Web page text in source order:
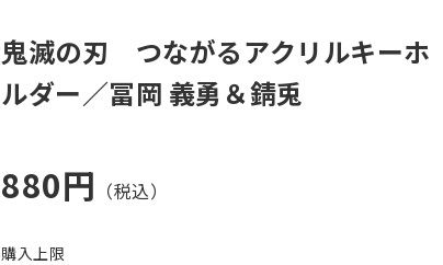
鬼滅の刃 つながるアクリルキーホ
ルダー／冨岡 義勇＆錆兎
880円
購入上限